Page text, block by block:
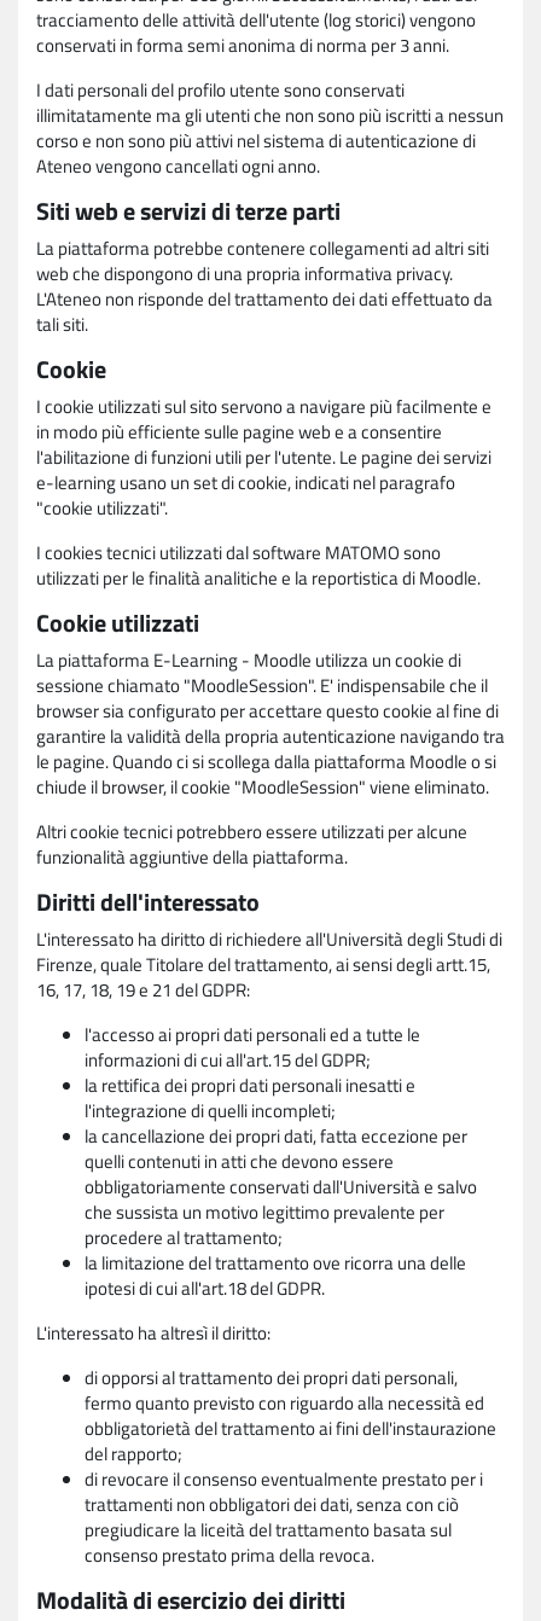
tracciamento delle attività dell'utente (log storici) vengono
conservati in forma semi anonima di norma per 3 anni.
I dati personali del profilo utente sono conservati
illimitatamente ma gli utenti che non sono più iscritti a nessun
corso e non sono più attivi nel sistema di autenticazione di
Ateneo vengono cancellati ogni anno.
Siti web e servizi di terze parti
La piattaforma potrebbe contenere collegamenti ad altri siti
web che dispongono di una propria informativa privacy.
L'Ateneo non risponde del trattamento dei dati effettuato da
tali siti.
Cookie
I cookie utilizzati sul sito servono a navigare più facilmente e
in modo più efficiente sulle pagine web e a consentire
l'abilitazione di funzioni utili per l'utente. Le pagine dei servizi
e-learning usano un set di cookie, indicati nel paragrafo
"cookie utilizzati".
I cookies tecnici utilizzati dal software MATOMO sono
utilizzati per le finalità analitiche e la reportistica di Moodle.
Cookie utilizzati
La piattaforma E-Learning - Moodle utilizza un cookie di
sessione chiamato "MoodleSession". E' indispensabile che il
browser sia configurato per accettare questo cookie al fine di
garantire la validità della propria autenticazione navigando tra
le pagine. Quando ci si scollega dalla piattaforma Moodle o si
chiude il browser, il cookie "MoodleSession" viene eliminato.
Altri cookie tecnici potrebbero essere utilizzati per alcune
funzionalità aggiuntive della piattaforma.
Diritti dell'interessato
L'interessato ha diritto di richiedere all'Università degli Studi di
Firenze, quale Titolare del trattamento, ai sensi degli artt.15,
16, 17, 18, 19 e 21 del GDPR:
l'accesso ai propri dati personali ed a tutte le
informazioni di cui all'art.15 del GDPR;
la rettifica dei propri dati personali inesatti e
l'integrazione di quelli incompleti;
la cancellazione dei propri dati, fatta eccezione per
quelli contenuti in atti che devono essere
obbligatoriamente conservati dall'Università e salvo
che sussista un motivo legittimo prevalente per
procedere al trattamento;
la limitazione del trattamento ove ricorra una delle
ipotesi di cui all'art.18 del GDPR.
L'interessato ha altresì il diritto:
di opporsi al trattamento dei propri dati personali,
fermo quanto previsto con riguardo alla necessità ed
obbligatorietà del trattamento ai fini dell'instaurazione
del rapporto;
di revocare il consenso eventualmente prestato per i
trattamenti non obbligatori dei dati, senza con ciò
pregiudicare la liceità del trattamento basata sul
consenso prestato prima della revoca.
Modalità di esercizio dei diritti